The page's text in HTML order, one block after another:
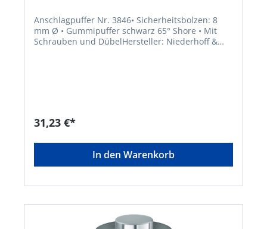
Anschlagpuffer Nr. 3846• Sicherheitsbolzen: 8
mm Ø • Gummipuffer schwarz 65° Shore • Mit
Schrauben und DübelHersteller: Niederhoff &
31,23 €*
In den Warenkorb